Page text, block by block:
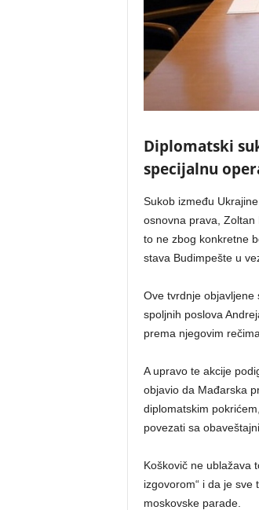
Diplomatski
specijalnu
Sukob između
osnovna prava,
to ne zbog konkretne
stava Budimpešte u
Ove tvrdnje objavljene
spoljnih poslova
prema njegovim
A upravo te akcije
objavio da Mađarska
diplomatskim
povezati sa
Koškovič ne ublažava
izgovorom“ i da je
moskovske parade.